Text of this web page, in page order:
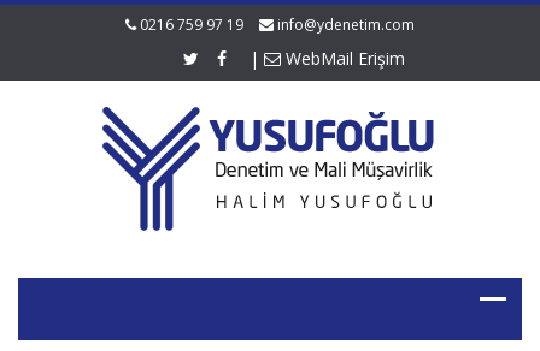
0216 759 97 19 info@ydenetim.com
| WebMail Erişim